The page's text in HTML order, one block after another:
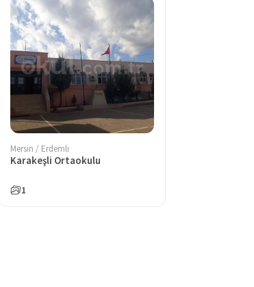
Mersin / Erdemli
Karakeşli Ortaokulu
1